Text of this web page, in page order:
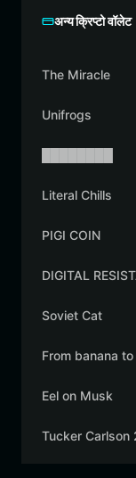
अन्य क्रिप्टो वॉलेट
The Miracle
Unifrogs
Literal Chills
PIGI COIN
DIGITAL
Soviet Cat
From banana
Eel on Musk
Tucker Carlson